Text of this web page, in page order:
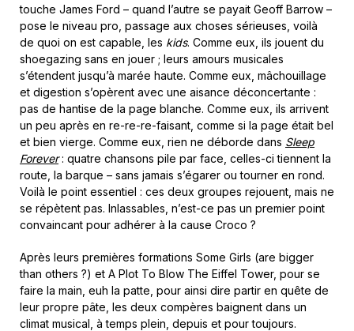
touche James Ford – quand l’autre se payait Geoff Barrow –
pose le niveau pro, passage aux choses sérieuses, voilà
de quoi on est capable, les kids. Comme eux, ils jouent du
shoegazing sans en jouer ; leurs amours musicales
s’étendent jusqu’à marée haute. Comme eux, mâchouillage
et digestion s’opèrent avec une aisance déconcertante :
pas de hantise de la page blanche. Comme eux, ils arrivent
un peu après en re-re-re-faisant, comme si la page était bel
et bien vierge. Comme eux, rien ne déborde dans Sleep
Forever: quatre chansons pile par face, celles-ci tiennent la
route, la barque – sans jamais s’égarer ou tourner en rond.
Voilà le point essentiel : ces deux groupes rejouent, mais ne
se répètent pas. Inlassables, n’est-ce pas un premier point
convaincant pour adhérer à la cause Croco ?
Après leurs premières formations Some Girls (are bigger
than others ?) et A Plot To Blow The Eiffel Tower, pour se
faire la main, euh la patte, pour ainsi dire partir en quête de
leur propre pâte, les deux compères baignent dans un
climat musical, à temps plein, depuis et pour toujours.